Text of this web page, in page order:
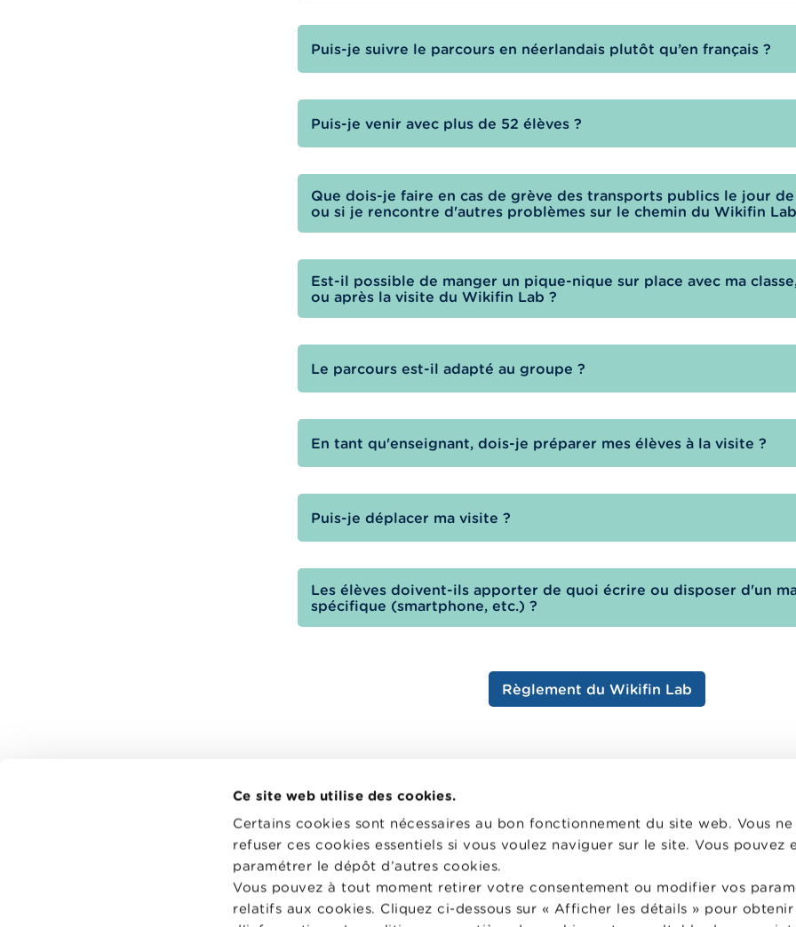
Ce site web utilise des cookies.
Certains cookies sont nécessaires au bon fonctionnement du site web. Vous
refuser ces cookies essentiels si vous voulez naviguer sur le site. Vous pouvez
paramétrer le dépôt d’autres cookies.
Vous pouvez à tout moment retirer votre consentement ou modifier vos
relatifs aux cookies. Cliquez ci-dessous sur « Afficher les détails » pour
Puis-je suivre le parcours en néerlandais plutôt qu’en français ?
Puis-je venir avec plus de 52 élèves ?
Que dois-je faire en cas de grève des transports publics le jour
ou si je rencontre d'autres problèmes sur le chemin du Wikifin
Est-il possible de manger un pique-nique sur place avec ma
ou après la visite du Wikifin Lab ?
Le parcours est-il adapté au groupe ?
En tant qu'enseignant, dois-je préparer mes élèves à la visite ?
Puis-je déplacer ma visite ?
Les élèves doivent-ils apporter de quoi écrire ou disposer d'un
spécifique (smartphone, etc.) ?
Règlement du Wikifin Lab
Wikifin School met gratuitement à disposition des
enseignants du matériel pédagogique varié et des
formations pour les aider à faire de l’éducation
financière et à la consommation responsable en classe.
Vers Wikifin School